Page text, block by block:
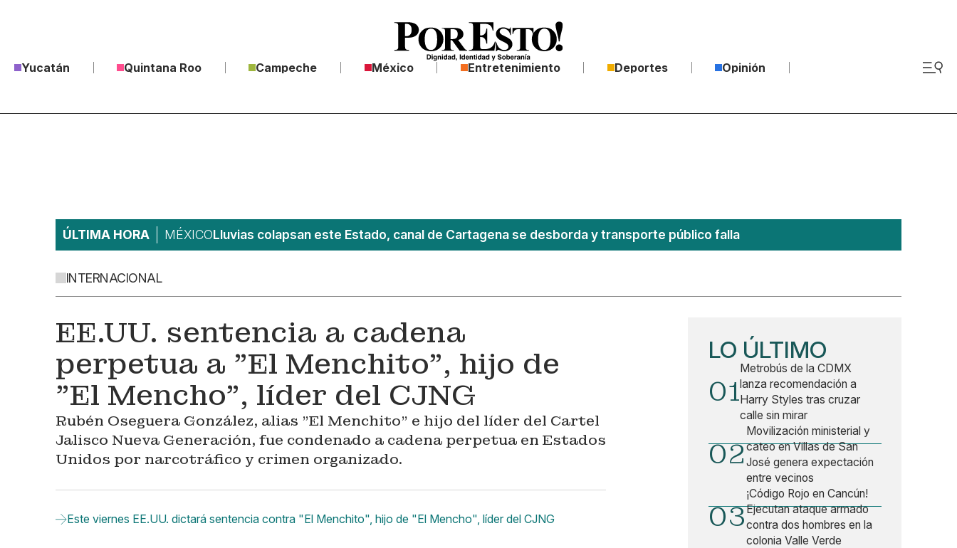
Yucatán Quintana Roo Campeche México Entretenimiento Deportes Opinión
ÚLTIMA HORA MÉXICOLluvias colapsan este Estado, canal de Cartagena se desborda y transporte público falla
INTERNACIONAL
EE.UU. sentencia a cadena
perpetua a "El Menchito", hijo de
"El Mencho", líder del CJNG
Rubén Oseguera González, alias "El Menchito" e hijo del líder del Cartel
Jalisco Nueva Generación, fue condenado a cadena perpetua en Estados
Unidos por narcotráfico y crimen organizado.
Este viernes EE.UU. dictará sentencia contra "El Menchito", hijo de "El Mencho", líder del CJNG
LO ÚLTIMO
01
Metrobús de la CDMX
lanza recomendación a
Harry Styles tras cruzar
calle sin mirar
02
Movilización ministerial y
cateo en Villas de San
José genera expectación
entre vecinos
03
¡Código Rojo en Cancún!
Ejecutan ataque armado
contra dos hombres en la
colonia Valle Verde